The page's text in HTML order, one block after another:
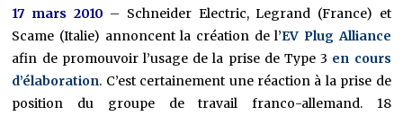
17 mars 2010 – Schneider Electric, Legrand (France) et
Scame (Italie) annoncent la création de l’EV Plug Alliance
afin de promouvoir l’usage de la prise de Type 3 en cours
d’élaboration. C’est certainement une réaction à la prise de
position du groupe de travail franco-allemand. 18